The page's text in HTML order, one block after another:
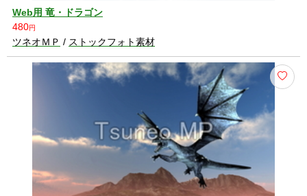
Web用 竜・ドラゴン
480円
ツネオＭＰ / ストックフォト素材